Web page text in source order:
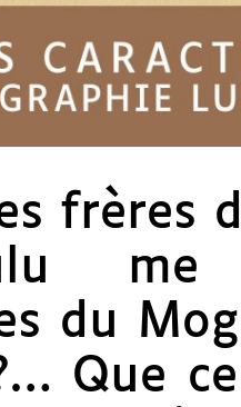
frères
me
du
Que